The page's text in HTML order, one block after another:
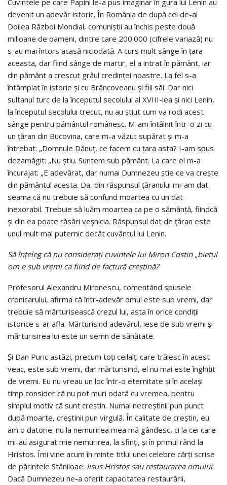
Cuvintele pe care Papini le-a pus imaginar în gura lui Lenin au
devenit un adevăr istoric. În România de după cel de-al
Doilea Război Mondial, comuniștii au închis peste două
milioane de oameni, dintre care 200.000 (cifrele variază) nu
s-au mai întors acasă niciodată. A curs mult sânge în țara
aceasta, dar fiind sânge de martir, el a intrat în pământ, iar
din pământ a crescut grâul credinței noastre. La fel s-a
întâmplat în istorie și cu Brâncoveanu și fiii săi. Dar nici
sultanul turc de la începutul secolului al XVIII-lea și nici Lenin,
la începutul secolului trecut, nu au știut cum va rodi acest
sânge pentru pământul românesc. M-am întâlnit într-o zi cu
un țăran din Bucovina, care m-a văzut supărat și m-a
întrebat: „Domnule Dănuț, ce facem cu țara asta? I-am spus
dezamăgit: „Nu știu. Suntem sub pământ. La care el m-a
încurajat: „E adevărat, dar numai Dumnezeu știe ce va crește
din pământul acesta. Da, din răspunsul țăranului mi-am dat
seama că nu trebuie să confund moartea cu un dat
inexorabil. Trebuie să luăm moartea ca pe o sămânță, fiindcă
și din ea poate răsări veșnicia. Răspunsul dat de țăran este
unul mult mai puternic decât cuvântul lui Lenin.
Să înțeleg că nu considerați cuvintele lui Miron Costin „bietul
om e sub vremi ca fiind de factură creștină?
Profesorul Alexandru Mironescu, comentând spusele
cronicarului, afirma că într-adevăr omul este sub vremi, dar
trebuie să mărturisească crezul lui, asta în orice condiții
istorice s-ar afla. Mărturisind adevărul, iese de sub vremi și
mărturisirea lui este un semn de sănătate.
Și Dan Puric astăzi, precum toți ceilalți care trăiesc în acest
veac, este sub vremi, dar mărturisind, el nu mai este înghițit
de vremi. Eu nu vreau un loc într-o eternitate și în același
timp consider că nu pot muri odată cu vremea, pentru
simplul motiv că sunt creștin. Numai necreștinii pun punct
după moarte, creștinii pun virgulă. În calitate de creștin, eu
am o datorie: nu la nemurirea mea mă gândesc, ci la cei care
mi-au asigurat mie nemurirea, la sfinți, și în primul rând la
Hristos. Îmi vine acum în minte titlul unei celebre cărți scrise
de părintele Stăniloae: Iisus Hristos sau restaurarea omului.
Dacă Dumnezeu ne-a oferit capacitatea restaurării,